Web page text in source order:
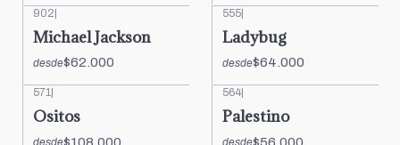
902|
Michael Jackson
desde$62.000
555|
Ladybug
desde$64.000
571
Ositos
desde$108.000
564
Palestino
desde$56.000